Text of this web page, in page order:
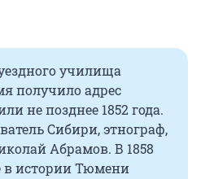
училища
получило адрес
не позднее 1852 года.
Сибири, этнограф,
Абрамов. В 1858
в истории Тюмени